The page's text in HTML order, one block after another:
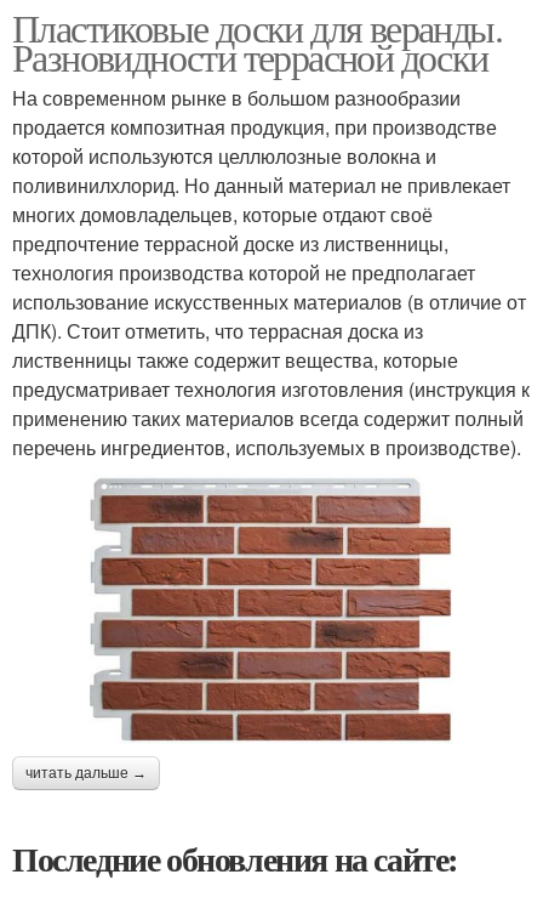
Пластиковые доски для веранды.
Разновидности террасной доски
На современном рынке в большом разнообразии
продается композитная продукция, при производстве
которой используются целлюлозные волокна и
поливинилхлорид. Но данный материал не привлекает
многих домовладельцев, которые отдают своё
предпочтение террасной доске из лиственницы,
технология производства которой не предполагает
использование искусственных материалов (в отличие от
ДПК). Стоит отметить, что террасная доска из
лиственницы также содержит вещества, которые
предусматривает технология изготовления (инструкция к
применению таких материалов всегда содержит полный
перечень ингредиентов, используемых в производстве).
читать дальше →
Последние обновления на сайте: